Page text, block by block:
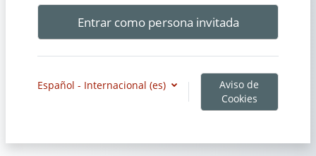
Entrar como persona invitada
Español - Internacional ‎(es)‎
Aviso de
Cookies